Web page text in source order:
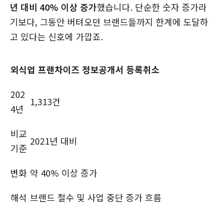
년 대비 40% 이상 증가했습니다. 단순한 숫자 증가라
기보다, 그동안 버텨오던 브랜드들까지 한계에 도달하
고 있다는 신호에 가깝죠.
외식업 프랜차이즈 정보공개서 등록취소
202
4년
1,313건
비교
기준
2021년 대비
변화 약 40% 이상 증가
해석 브랜드 철수 및 사업 중단 증가 흐름